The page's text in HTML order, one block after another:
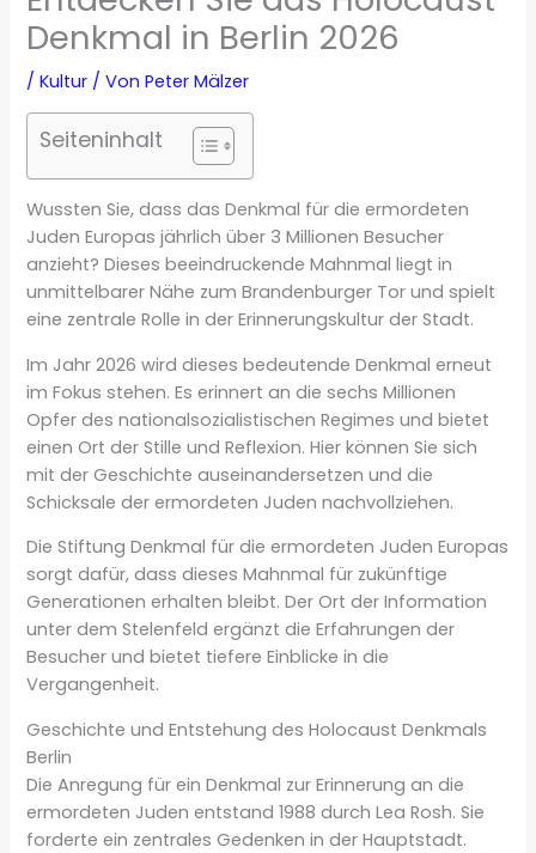
Denkmal in Berlin 2026
/Kultur / VonPeter Mälzer
Seiteninhalt
Wussten Sie, dass das Denkmal für die ermordeten
Juden Europas jährlich über 3 Millionen Besucher
anzieht? Dieses beeindruckende Mahnmal liegt in
unmittelbarer Nähe zum Brandenburger Tor und spielt
eine zentrale Rolle in der Erinnerungskultur der Stadt.
Im Jahr 2026 wird dieses bedeutende Denkmal erneut
im Fokus stehen. Es erinnert an die sechs Millionen
Opfer des nationalsozialistischen Regimes und bietet
einen Ort der Stille und Reflexion. Hier können Sie sich
mit der Geschichte auseinandersetzen und die
Schicksale der ermordeten Juden nachvollziehen.
Die Stiftung Denkmal für die ermordeten Juden Europas
sorgt dafür, dass dieses Mahnmal für zukünftige
Generationen erhalten bleibt. Der Ort der Information
unter dem Stelenfeld ergänzt die Erfahrungen der
Besucher und bietet tiefere Einblicke in die
Vergangenheit.
Geschichte und Entstehung des Holocaust Denkmals
Berlin
Die Anregung für ein Denkmal zur Erinnerung an die
ermordeten Juden entstand 1988 durch Lea Rosh. Sie
forderte ein zentrales Gedenken in der Hauptstadt.